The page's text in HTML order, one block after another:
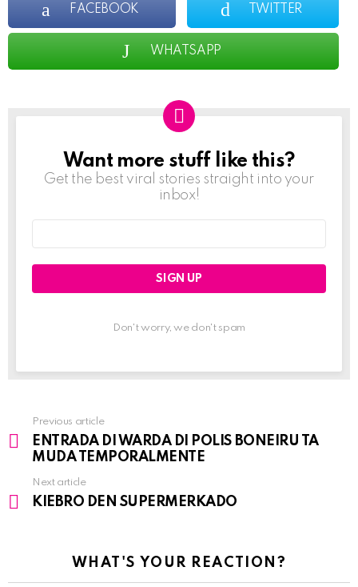
FACEBOOK TWITTER
WHATSAPP
NEWSLETTER
Want more stuff like this?
Get the best viral stories straight into your
inbox!
Don't worry, we don't spam
See
more
Previous article
ENTRADA DI WARDA DI POLIS BONEIRU TA
MUDA TEMPORALMENTE
Next article
KIEBRO DEN SUPERMERKADO
WHAT'S YOUR REACTION?